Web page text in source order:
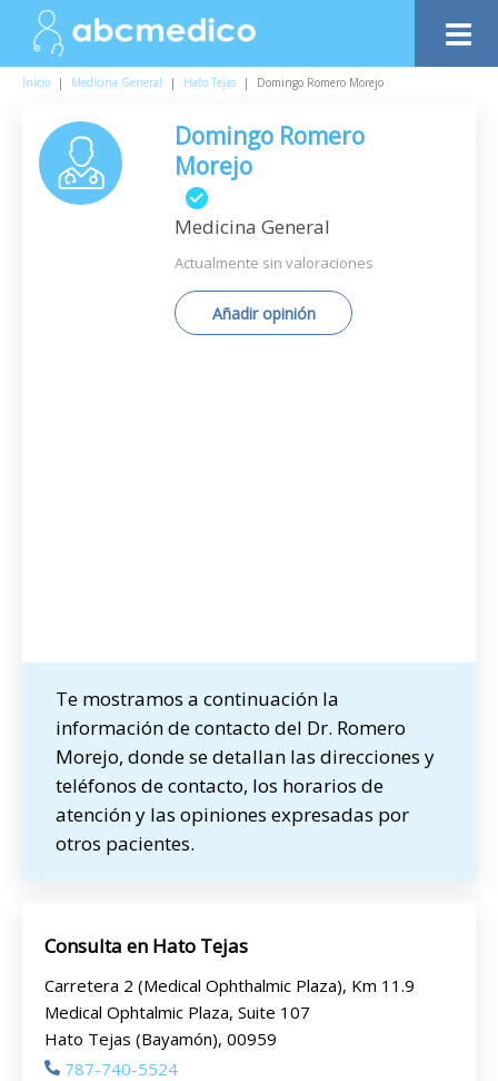
Inicio | Medicina General | Hato Tejas | Domingo Romero Morejo
Domingo Romero
Morejo
Medicina General
Actualmente sin valoraciones
Añadir opinión
Te mostramos a continuación la
información de contacto del Dr. Romero
Morejo, donde se detallan las direcciones y
teléfonos de contacto, los horarios de
atención y las opiniones expresadas por
otros pacientes.
Consulta en Hato Tejas
Carretera 2 (Medical Ophthalmic Plaza), Km 11.9
Medical Ophtalmic Plaza, Suite 107
Hato Tejas (Bayamón), 00959
787-740-5524